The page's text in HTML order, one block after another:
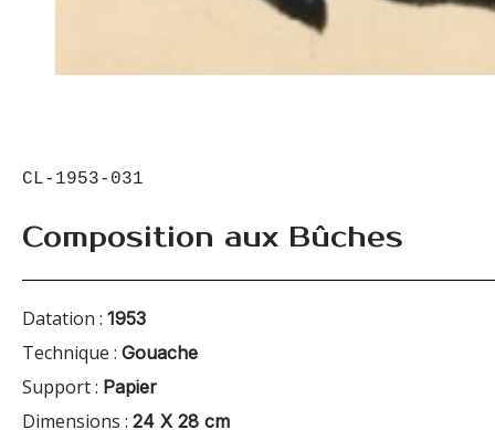
CL-1953-031
Composition aux Bûches
Datation : 1953
Technique : Gouache
Support : Papier
Dimensions : 24 X 28 cm